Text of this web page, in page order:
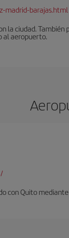
madrid-barajas.html
ciudad.
al aeropuerto.
con Quito